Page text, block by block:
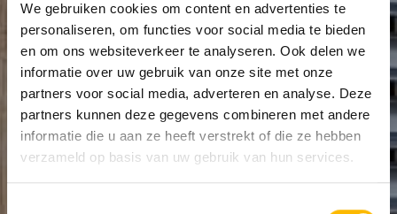
We gebruiken cookies om content en advertenties te
personaliseren, om functies voor social media te bieden
en om ons websiteverkeer te analyseren. Ook delen we
informatie over uw gebruik van onze site met onze
partners voor social media, adverteren en analyse. Deze
partners kunnen deze gegevens combineren met andere
informatie die u aan ze heeft verstrekt of die ze hebben
verzameld op basis van uw gebruik van hun services.